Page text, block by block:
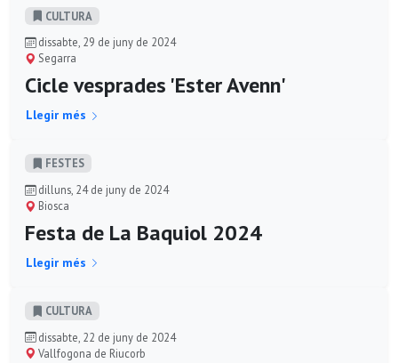
CULTURA
dissabte, 29 de juny de 2024
Segarra
Cicle vesprades 'Ester Avenn'
Llegir més
FESTES
dilluns, 24 de juny de 2024
Biosca
Festa de La Baquiol 2024
Llegir més
CULTURA
dissabte, 22 de juny de 2024
Vallfogona de Riucorb